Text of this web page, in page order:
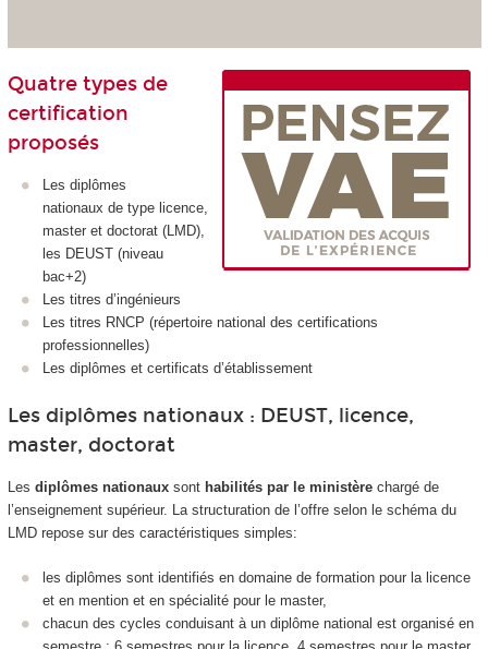
Quatre types de
certification
proposés
Les diplômes
nationaux de type licence,
master et doctorat (LMD),
les DEUST (niveau
bac+2)
Les titres d’ingénieurs
Les titres RNCP (répertoire national des certifications
professionnelles)
Les diplômes et certificats d’établissement
Les diplômes nationaux : DEUST, licence,
master, doctorat
Les diplômes nationauxsont habilités par le ministèrechargé de
l’enseignement supérieur. La structuration de l’offre selon le schéma du
LMD repose sur des caractéristiques simples:
les diplômes sont identifiés en domaine de formation pour la licence
et en mention et en spécialité pour le master,
chacun des cycles conduisant à un diplôme national est organisé en